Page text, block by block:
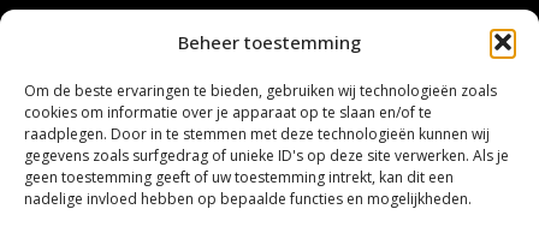
Beheer toestemming
Om de beste ervaringen te bieden, gebruiken wij technologieën zoals
cookies om informatie over je apparaat op te slaan en/of te
raadplegen. Door in te stemmen met deze technologieën kunnen wij
gegevens zoals surfgedrag of unieke ID's op deze site verwerken. Als je
geen toestemming geeft of uw toestemming intrekt, kan dit een
nadelige invloed hebben op bepaalde functies en mogelijkheden.
LOTTE GEUSENS
Tel. 011 75 53 28
mail info@mooibijlotte.be
ADRES